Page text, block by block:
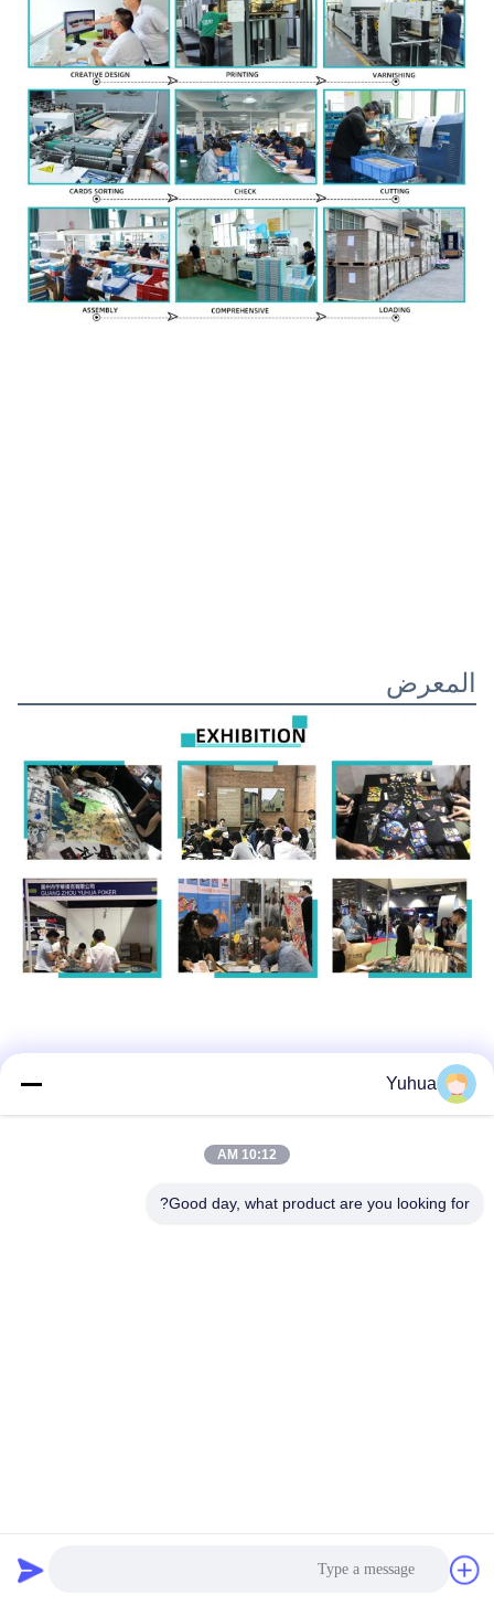
المعرض
Yuhua
10:12 AM
Good day, what product are you looking for?